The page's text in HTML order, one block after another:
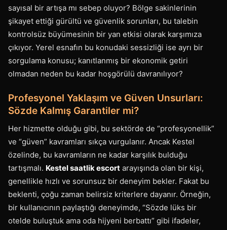
sayısal bir artışa mı sebep oluyor? Bölge sakinlerinin
şikayet ettiği gürültü ve güvenlik sorunları, bu talebin
kontrolsüz büyümesinin bir yan etkisi olarak karşımıza
çıkıyor. Yerel esnafın bu konudaki sessizliği ise ayrı bir
sorgulama konusu; kanıtlanmış bir ekonomik getiri
olmadan neden bu kadar hoşgörülü davranılıyor?
Profesyonel Yaklaşım ve Güven Unsurları:
Sözde Kalmış Garantiler mi?
Her hizmette olduğu gibi, bu sektörde de “profesyonellik”
ve “güven” kavramları sıkça vurgulanır. Ancak Kestel
özelinde, bu kavramların ne kadar karşılık bulduğu
tartışmalı. Kestel saatlik escort arayışında olan bir kişi,
genellikle hızlı ve sorunsuz bir deneyim bekler. Fakat bu
beklenti, çoğu zaman belirsiz kriterlere dayanır. Örneğin,
bir kullanıcının paylaştığı deneyimde, “Sözde lüks bir
otelde buluştuk ama oda hijyeni berbattı” gibi ifadeler,